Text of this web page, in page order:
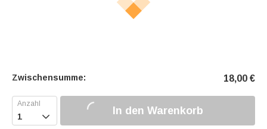
Zwischensumme: 18,00 €
 In den Warenkorb